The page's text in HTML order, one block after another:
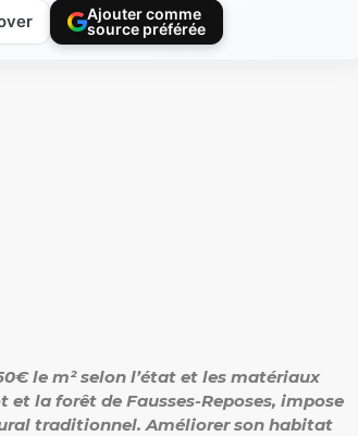
Ajouter comme
source préférée
le m² selon l’état et les matériaux
la forêt de Fausses-Reposes, impose
traditionnel. Améliorer son habitat